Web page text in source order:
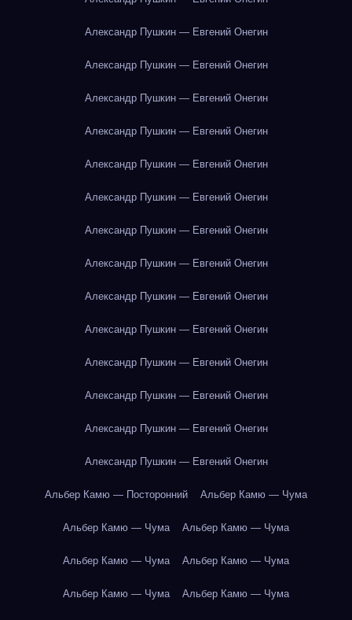
Александр Пушкин — Евгений Онегин
Александр Пушкин — Евгений Онегин
Александр Пушкин — Евгений Онегин
Александр Пушкин — Евгений Онегин
Александр Пушкин — Евгений Онегин
Александр Пушкин — Евгений Онегин
Александр Пушкин — Евгений Онегин
Александр Пушкин — Евгений Онегин
Александр Пушкин — Евгений Онегин
Александр Пушкин — Евгений Онегин
Александр Пушкин — Евгений Онегин
Александр Пушкин — Евгений Онегин
Александр Пушкин — Евгений Онегин
Александр Пушкин — Евгений Онегин
Альбер Камю — Посторонний Альбер Камю — Чума
Альбер Камю — Чума Альбер Камю — Чума
Альбер Камю — Чума Альбер Камю — Чума
Альбер Камю — Чума Альбер Камю — Чума